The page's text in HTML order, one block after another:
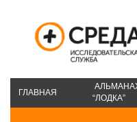
ГЛАВНАЯ
“ЛОДКА”